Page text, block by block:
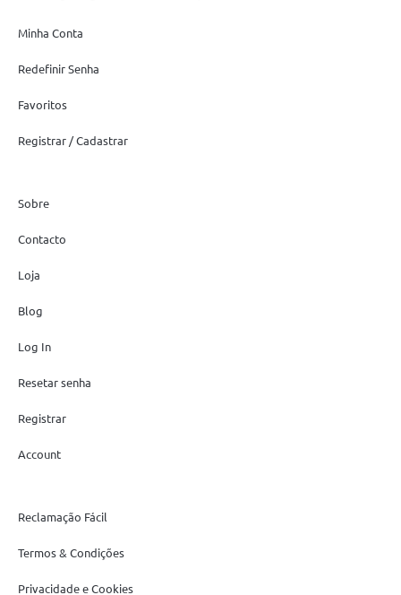
Minha Conta
Redefinir Senha
Favoritos
Registrar / Cadastrar
Sobre
Contacto
Loja
Blog
Log In
Resetar senha
Registrar
Account
Reclamação Fácil
Termos & Condições
Privacidade e Cookies